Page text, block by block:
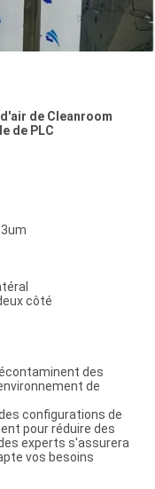
de Cleanroom
de PLC
côté
des
de
configurations de
pour réduire des
experts s'assurera
vos besoins